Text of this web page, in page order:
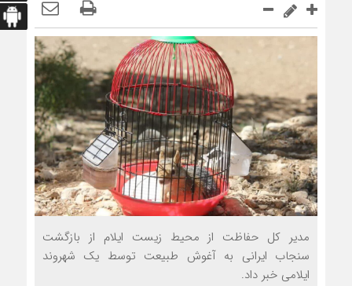
مدیر کل حفاظت از محیط زیست ایلام از بازگشت
سنجاب ایرانی به آغوش طبیعت توسط یک شهروند
ایلامی خبر داد.